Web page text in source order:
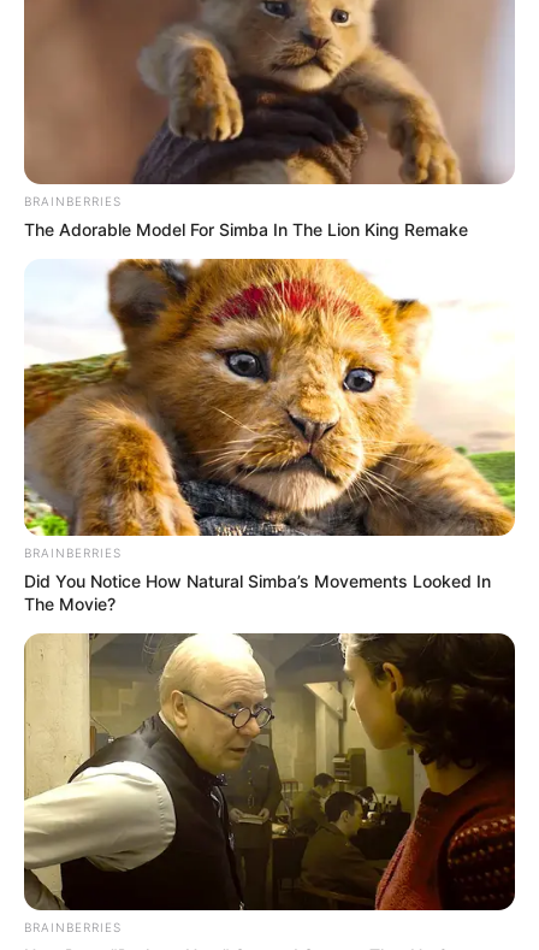
ΠΟΙΟΣ ΣΚΟΤΩΣΕ ΤΟΝ
ΚΑΠΟΔΙΣΤΡΙΑ;;[Η δολοφονία
του Καποδίστρια – Ποιοι
ήταν οι πραγματικοί...
Υγειονομικοί: Επιστολή-
κόλαφος στην επέτειο των
Email address:
Όλα τα κείμενα και οι εικόνες είναι πνευματική ιδιοκτησία του
ΝΙΚΟΛΑΟΣ ΑΝΑΞΙΜΑΝΔΡΟΣ. Aπαγορεύεται η αναπαραγωγή, η
αναδημοσίευση και η τροποποίησή τους χωρίς προηγούμενη
γραπτή άδεια του δημιουργού τους. Με επιφύλαξη κάθε νόμιμου
δικαιώματος. Διαβάστε την
Πολιτική Απορρήτουτου website πριν
να το χρησιμοποιήσετε, καθώς χρησιμοποιώντας το την
BRAINBERRIES
The Adorable Model For Simba In The Lion King Remake
BRAINBERRIES
Did You Notice How Natural Simba’s Movements Looked In
The Movie?
BRAINBERRIES